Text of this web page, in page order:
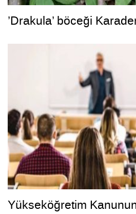
’Drakula’ böceği
Yükseköğretim